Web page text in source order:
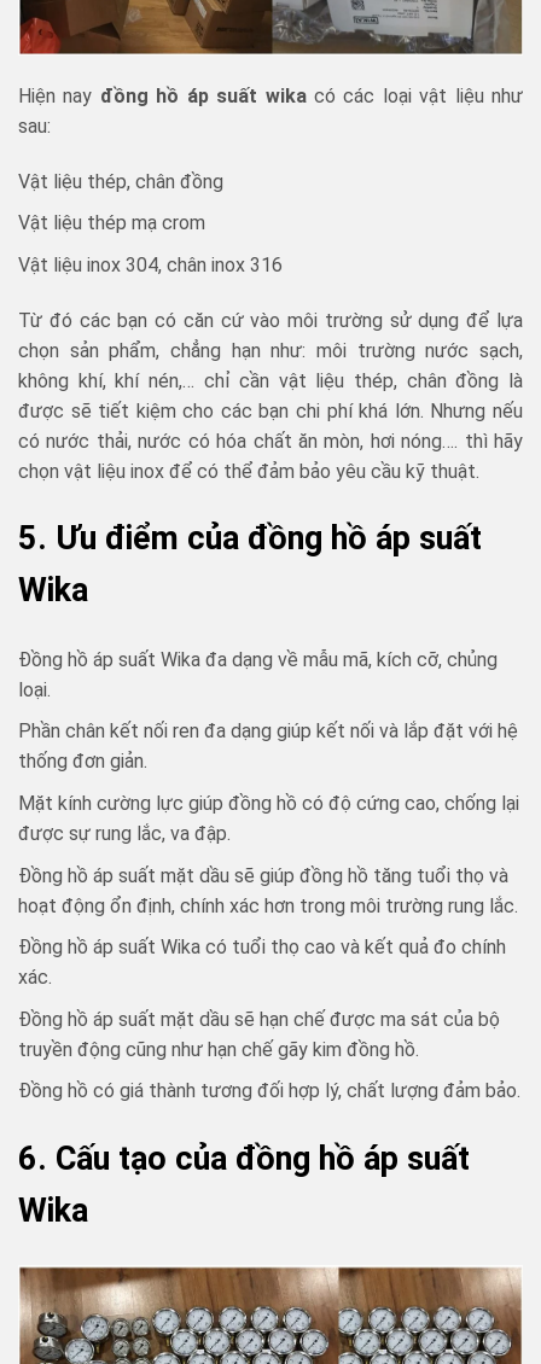
Hiện nay đồng hồ áp suất wikacó các loại vật liệu như
sau:
Vật liệu thép, chân đồng
Vật liệu thép mạ crom
Vật liệu inox 304, chân inox 316
Từ đó các bạn có căn cứ vào môi trường sử dụng để lựa
chọn sản phẩm, chẳng hạn như: môi trường nước sạch,
không khí, khí nén,… chỉ cần vật liệu thép, chân đồng là
được sẽ tiết kiệm cho các bạn chi phí khá lớn. Nhưng nếu
có nước thải, nước có hóa chất ăn mòn, hơi nóng…. thì hãy
chọn vật liệu inox để có thể đảm bảo yêu cầu kỹ thuật.
5. Ưu điểm của đồng hồ áp suất
Wika
Đồng hồ áp suất Wika đa dạng về mẫu mã, kích cỡ, chủng
loại.
Phần chân kết nối ren đa dạng giúp kết nối và lắp đặt với hệ
thống đơn giản.
Mặt kính cường lực giúp đồng hồ có độ cứng cao, chống lại
được sự rung lắc, va đập.
Đồng hồ áp suất mặt dầu sẽ giúp đồng hồ tăng tuổi thọ và
hoạt động ổn định, chính xác hơn trong môi trường rung lắc.
Đồng hồ áp suất Wika có tuổi thọ cao và kết quả đo chính
xác.
Đồng hồ áp suất mặt dầu sẽ hạn chế được ma sát của bộ
truyền động cũng như hạn chế gãy kim đồng hồ.
Đồng hồ có giá thành tương đối hợp lý, chất lượng đảm bảo.
6. Cấu tạo của đồng hồ áp suất
Wika